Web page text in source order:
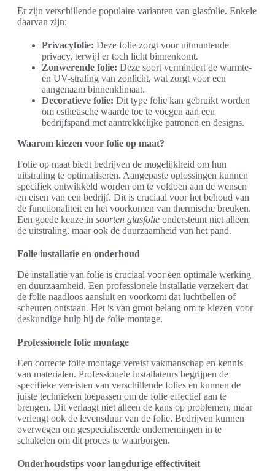
Er zijn verschillende populaire varianten van glasfolie. Enkele
daarvan zijn:
Privacyfolie: Deze folie zorgt voor uitmuntende
privacy, terwijl er toch licht binnenkomt.
Zonwerende folie: Deze soort vermindert de warmte-
en UV-straling van zonlicht, wat zorgt voor een
aangenaam binnenklimaat.
Decoratieve folie: Dit type folie kan gebruikt worden
om esthetische waarde toe te voegen aan een
bedrijfspand met aantrekkelijke patronen en designs.
Waarom kiezen voor folie op maat?
Folie op maat biedt bedrijven de mogelijkheid om hun
uitstraling te optimaliseren. Aangepaste oplossingen kunnen
specifiek ontwikkeld worden om te voldoen aan de wensen
en eisen van een bedrijf. Dit is cruciaal voor het behoud van
de functionaliteit en het voorkomen van thermische breuken.
Een goede keuze in soorten glasfolie ondersteunt niet alleen
de uitstraling, maar ook de duurzaamheid van het pand.
Folie installatie en onderhoud
De installatie van folie is cruciaal voor een optimale werking
en duurzaamheid. Een professionele installatie verzekert dat
de folie naadloos aansluit en voorkomt dat luchtbellen of
scheuren ontstaan. Het is van groot belang om te kiezen voor
deskundige hulp bij de folie montage.
Professionele folie montage
Een correcte folie montage vereist vakmanschap en kennis
van materialen. Professionele installateurs begrijpen de
specifieke vereisten van verschillende folies en kunnen de
juiste technieken toepassen om de folie effectief aan te
brengen. Dit verlaagt niet alleen de kans op problemen, maar
verlengt ook de levensduur van de folie. Bedrijven kunnen
overwegen om gespecialiseerde ondernemingen in te
schakelen om dit proces te waarborgen.
Onderhoudstips voor langdurige effectiviteit